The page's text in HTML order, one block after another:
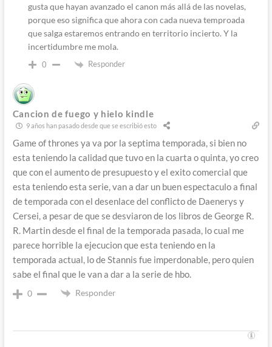
gusta que hayan avanzado el canon más allá de las novelas,
porque eso significa que ahora con cada nueva temproada
que salga estaremos entrando en territorio incierto. Y la
incertidumbre me mola.
0 Responder
Cancion de fuego y hielo kindle
9 años han pasado desde que se escribió esto
Game of thrones ya va por la septima temporada, si bien no
esta teniendo la calidad que tuvo en la cuarta o quinta, yo creo
que con el aumento de presupuesto y el exito comercial que
esta teniendo esta serie, van a dar un buen espectaculo a final
de temporada con el desenlace del conflicto de Daenerys y
Cersei, a pesar de que se desviaron de los libros de George R.
R. Martin desde el final de la temporada pasada, lo cual me
parece horrible la ejecucion que esta teniendo en la
temporada actual, lo de Stannis fue imperdonable, pero quien
sabe el final que le van a dar a la serie de hbo.
0 Responder